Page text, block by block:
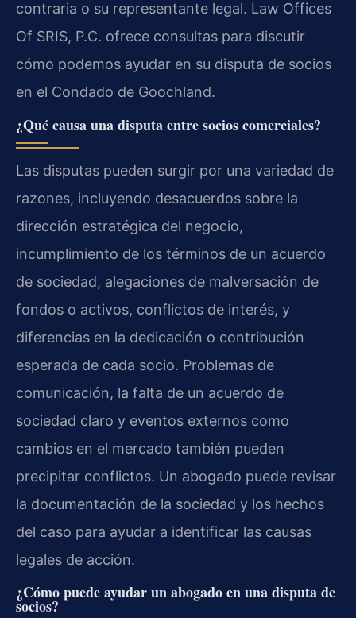
contraria o su representante legal. Law Offices
Of SRIS, P.C. ofrece consultas para discutir
cómo podemos ayudar en su disputa de socios
en el Condado de Goochland.
¿Qué causa una disputa entre socios comerciales?
Las disputas pueden surgir por una variedad de
razones, incluyendo desacuerdos sobre la
dirección estratégica del negocio,
incumplimiento de los términos de un acuerdo
de sociedad, alegaciones de malversación de
fondos o activos, conflictos de interés, y
diferencias en la dedicación o contribución
esperada de cada socio. Problemas de
comunicación, la falta de un acuerdo de
sociedad claro y eventos externos como
cambios en el mercado también pueden
precipitar conflictos. Un abogado puede revisar
la documentación de la sociedad y los hechos
del caso para ayudar a identificar las causas
legales de acción.
¿Cómo puede ayudar un abogado en una disputa de
socios?